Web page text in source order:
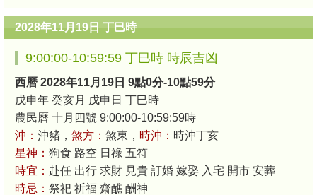
2028年11月19日 丁巳時
9:00:00-10:59:59 丁巳時 時辰吉凶
西曆 2028年11月19日 9點0分-10點59分
戊申年 癸亥月 戊申日 丁巳時
農民曆 十月四號 9:00:00-10:59:59時
沖： 沖豬， 煞方： 煞東， 時沖： 時沖丁亥
星神： 狗食 路空 日祿 五符
時宜： 赴任 出行 求財 見貴 訂婚 嫁娶 入宅 開市 安葬
時忌： 祭祀 祈福 齋醮 酬神